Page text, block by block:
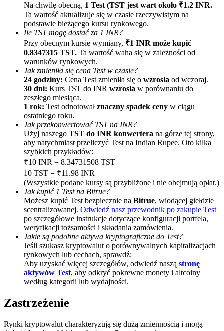
Polecaj
Zaproś przyjaciela, aby otrzymać nagrody pieniężne
BTC Welcome Rewards
BTC Welcome Rewards
Deposit & Trade BTC to Share 25000 USDT prize pool!
Deposit CASHCAT & Win
Share 500000 CASHCAT prize pool
Na chwilę obecną, 1 Test (TST jest wart około ₹1.2 INR.
Ta wartość aktualizuje się w czasie rzeczywistym na
podstawie bieżącego kursu rynkowego.
Ile TST mogę dostać za 1 INR?
Przy obecnym kursie wymiany, ₹1 INR może kupić
0.8347315 TST. Ta wartość waha się w zależności od
warunków rynkowych.
Jak zmieniła się cena Test w czasie?
24 godziny: Cena Test zmieniła się o wzrosła od wczoraj.
30 dni: Kurs TST do INR wzrosła w porównaniu do
zeszłego miesiąca.
1 rok: Test odnotowałznaczny spadek ceny w ciągu
ostatniego roku.
Jak przekonwertować TST na INR?
Użyj naszego TST do INR konwertera na górze tej strony,
aby natychmiast przeliczyć Test na Indian Rupee. Oto kilka
szybkich przykładów:
₹10 INR = 8.34731508 TST
10 TST = ₹11.98 INR
(Wszystkie podane kursy są przybliżone i nie obejmują opłat.)
Jak kupić 1 Test na Bitrue?
Możesz kupić Test bezpiecznie na Bitrue, wiodącej giełdzie
scentralizowanej. Odwiedź nasz przewodnik po zakupie Test
po szczegółowe instrukcje dotyczące konfiguracji portfela,
weryfikacji tożsamości i składania zamówienia.
Jakie są podobne aktywa kryptograficzne do Test?
Jeśli szukasz kryptowalut o porównywalnych kapitalizacjach
rynkowych lub cechach, sprawdź:
Aby uzyskać więcej szczegółów, odwiedź naszą stronę
aktywów Test, aby odkryć pokrewne monety i altcoiny
według kategorii lub wydajności.
Zastrzeżenie
Rynki kryptowalut charakteryzują się dużą zmiennością i mogą